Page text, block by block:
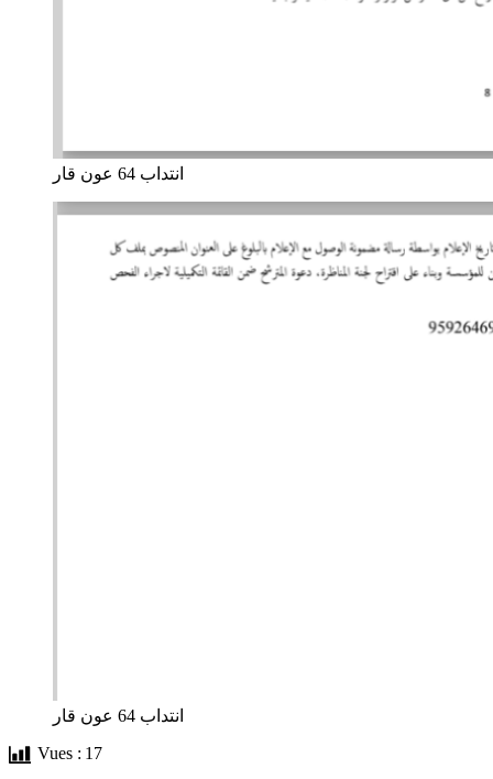
انتداب 64 عون قار
انتداب 64 عون قار
Vues : 17